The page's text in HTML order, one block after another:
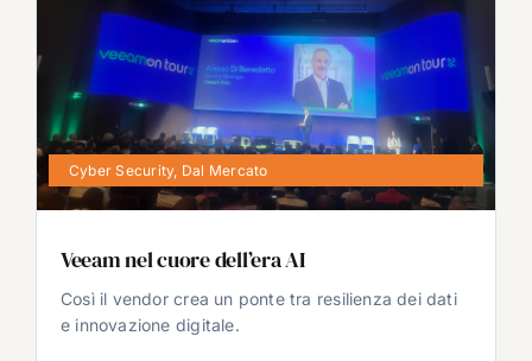
Cyber Security, Dal Mercato
Veeam nel cuore dell’era AI
Così il vendor crea un ponte tra resilienza dei dati
e innovazione digitale.